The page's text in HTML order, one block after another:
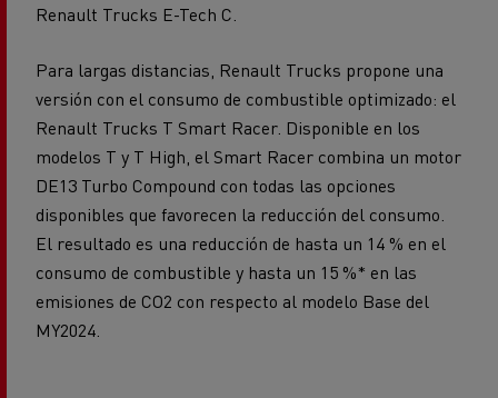
Renault Trucks E-Tech C.
Para largas distancias, Renault Trucks propone una
versión con el consumo de combustible optimizado: el
Renault Trucks T Smart Racer. Disponible en los
modelos T y T High, el Smart Racer combina un motor
DE13 Turbo Compound con todas las opciones
disponibles que favorecen la reducción del consumo.
El resultado es una reducción de hasta un 14 % en el
consumo de combustible y hasta un 15 %* en las
emisiones de CO2 con respecto al modelo Base del
MY2024.